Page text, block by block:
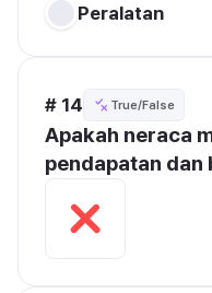
Peralatan
# 14 True/False
Apakah neraca
pendapatan dan